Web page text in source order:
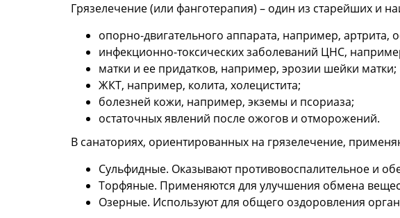
Грязелечение (или фанготерапия) – один из старейших и
опорно-двигательного аппарата, например, артрита,
инфекционно-токсических заболеваний ЦНС,
матки и ее придатков, например, эрозии шейки матки;
ЖКТ, например, колита, холецистита;
болезней кожи, например, экземы и псориаза;
остаточных явлений после ожогов и отморожений.
В санаториях, ориентированных на грязелечение,
Сульфидные. Оказывают противовоспалительное и
Торфяные. Применяются для улучшения обмена
Озерные. Используют для общего оздоровления